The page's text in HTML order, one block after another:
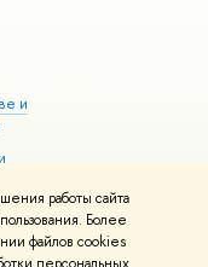
работы сайта
Более
файлов cookies
и